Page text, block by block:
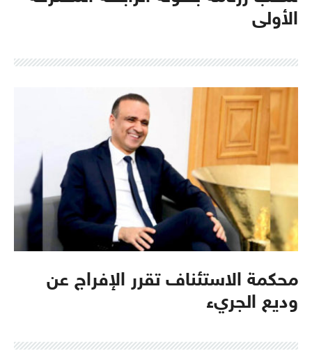
الأولى
محكمة الاستئناف تقرر الإفراج عن
وديع الجريء